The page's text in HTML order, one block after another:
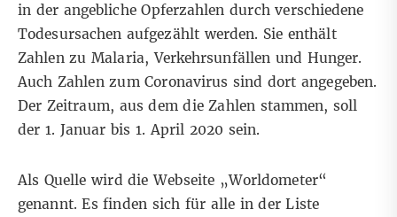
in der angebliche Opferzahlen durch verschiedene
Todesursachen aufgezählt werden. Sie enthält
Zahlen zu Malaria, Verkehrsunfällen und Hunger.
Auch Zahlen zum Coronavirus sind dort angegeben.
Der Zeitraum, aus dem die Zahlen stammen, soll
der 1. Januar bis 1. April 2020 sein.
Als Quelle wird dieWebseite „Worldometer“
genannt. Es finden sich für alle in der Liste